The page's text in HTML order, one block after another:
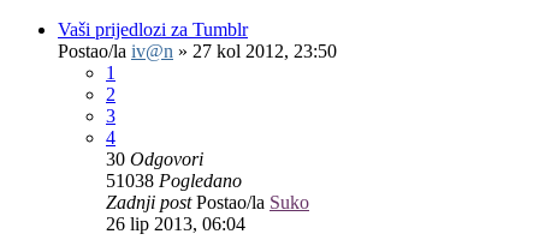
Vaši prijedlozi za Tumblr
Postao/la iv@n » 27 kol 2012, 23:50
1
2
3
4
30 Odgovori
51038 Pogledano
Zadnji postPostao/la Suko
26 lip 2013, 06:04